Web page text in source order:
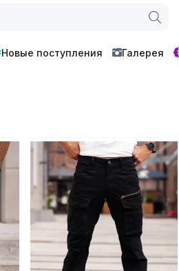
Новые поступления Галерея